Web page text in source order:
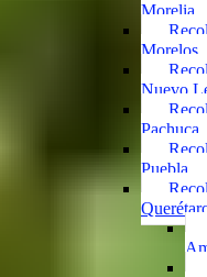
Morelia
Morelos
Nuevo
Pachuca
Puebla